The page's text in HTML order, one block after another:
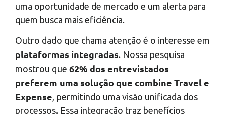
uma oportunidade de mercado e um alerta para
quem busca mais eficiência.
Outro dado que chama atenção é o interesse em
plataformas integradas. Nossa pesquisa
mostrou que 62% dos entrevistados
preferem uma solução que combine Travel e
Expense, permitindo uma visão unificada dos
processos. Essa integração traz benefícios